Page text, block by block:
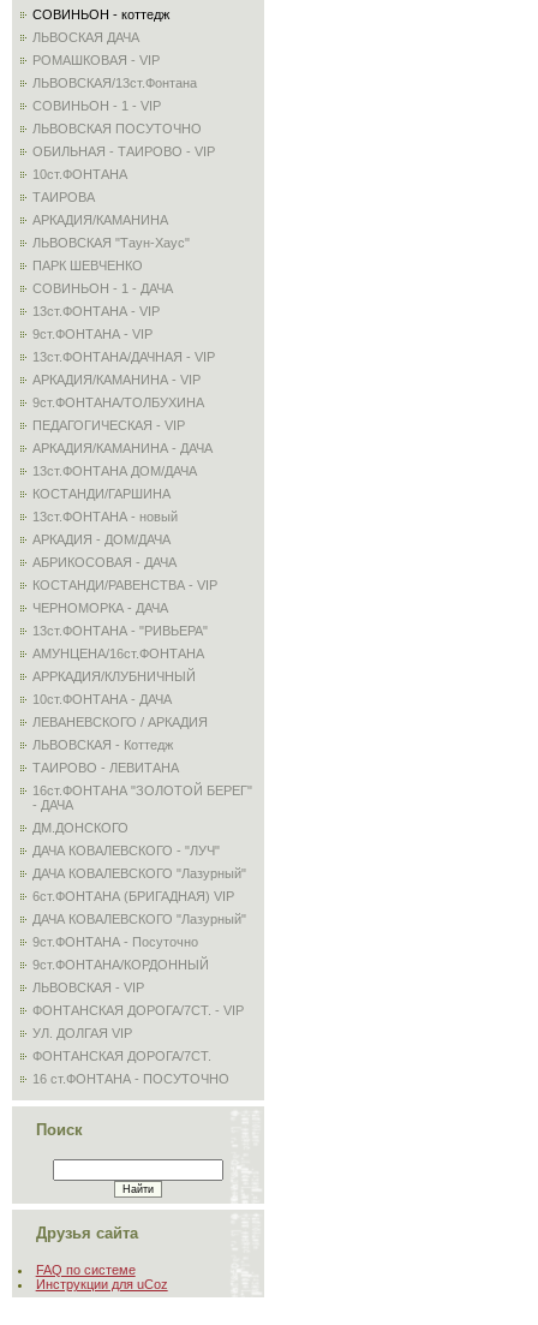
СОВИНЬОН - коттедж
ЛЬВОСКАЯ ДАЧА
РОМАШКОВАЯ - VIP
ЛЬВОВСКАЯ/13ст.Фонтана
СОВИНЬОН - 1 - VIP
ЛЬВОВСКАЯ ПОСУТОЧНО
ОБИЛЬНАЯ - ТАИРОВО - VIP
10ст.ФОНТАНА
ТАИРОВА
АРКАДИЯ/КАМАНИНА
ЛЬВОВСКАЯ "Таун-Хаус"
ПАРК ШЕВЧЕНКО
СОВИНЬОН - 1 - ДАЧА
13ст.ФОНТАНА - VIP
9ст.ФОНТАНА - VIP
13ст.ФОНТАНА/ДАЧНАЯ - VIP
АРКАДИЯ/КАМАНИНА - VIP
9ст.ФОНТАНА/ТОЛБУХИНА
ПЕДАГОГИЧЕСКАЯ - VIP
АРКАДИЯ/КАМАНИНА - ДАЧА
13ст.ФОНТАНА ДОМ/ДАЧА
КОСТАНДИ/ГАРШИНА
13ст.ФОНТАНА - новый
АРКАДИЯ - ДОМ/ДАЧА
АБРИКОСОВАЯ - ДАЧА
КОСТАНДИ/РАВЕНСТВА - VIP
ЧЕРНОМОРКА - ДАЧА
13ст.ФОНТАНА - "РИВЬЕРА"
АМУНЦЕНА/16ст.ФОНТАНА
АРРКАДИЯ/КЛУБНИЧНЫЙ
10ст.ФОНТАНА - ДАЧА
ЛЕВАНЕВСКОГО / АРКАДИЯ
ЛЬВОВСКАЯ - Коттедж
ТАИРОВО - ЛЕВИТАНА
16ст.ФОНТАНА "ЗОЛОТОЙ БЕРЕГ"
- ДАЧА
ДМ.ДОНСКОГО
ДАЧА КОВАЛЕВСКОГО - "ЛУЧ"
ДАЧА КОВАЛЕВСКОГО "Лазурный"
6ст.ФОНТАНА (БРИГАДНАЯ) VIP
ДАЧА КОВАЛЕВСКОГО "Лазурный"
9ст.ФОНТАНА - Посуточно
9ст.ФОНТАНА/КОРДОННЫЙ
ЛЬВОВСКАЯ - VIP
ФОНТАНСКАЯ ДОРОГА/7СТ. - VIP
УЛ. ДОЛГАЯ VIP
ФОНТАНСКАЯ ДОРОГА/7СТ.
16 ст.ФОНТАНА - ПОСУТОЧНО
Поиск
Друзья сайта
FAQ по системе
Инструкции для uCoz